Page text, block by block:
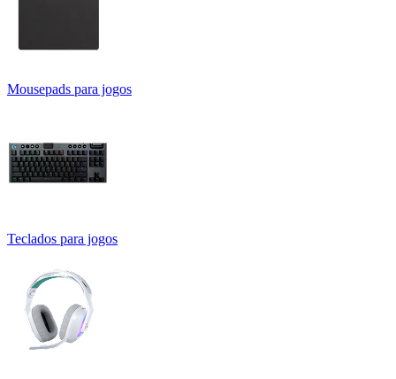
Mousepads para jogos
Teclados para jogos